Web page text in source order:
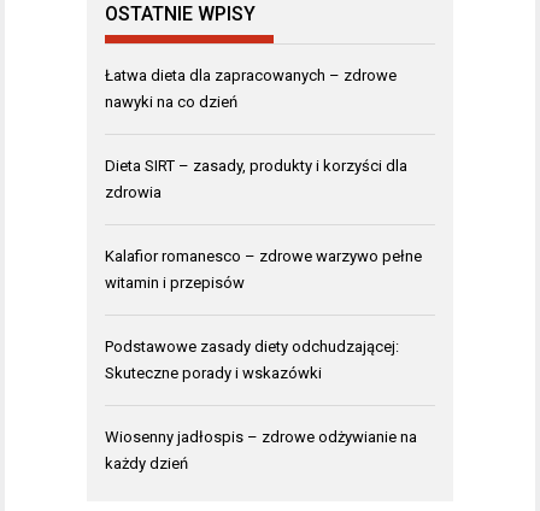
OSTATNIE WPISY
Łatwa dieta dla zapracowanych – zdrowe
nawyki na co dzień
Dieta SIRT – zasady, produkty i korzyści dla
zdrowia
Kalafior romanesco – zdrowe warzywo pełne
witamin i przepisów
Podstawowe zasady diety odchudzającej:
Skuteczne porady i wskazówki
Wiosenny jadłospis – zdrowe odżywianie na
każdy dzień